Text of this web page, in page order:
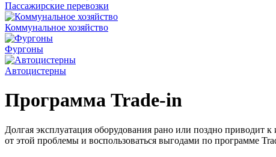
Пассажирские перевозки
Коммунальное хозяйство
Фургоны
Автоцистерны
Программа Trade-in
Долгая эксплуатация оборудования рано или поздно приводит
от этой проблемы и воспользоваться выгодами по программе